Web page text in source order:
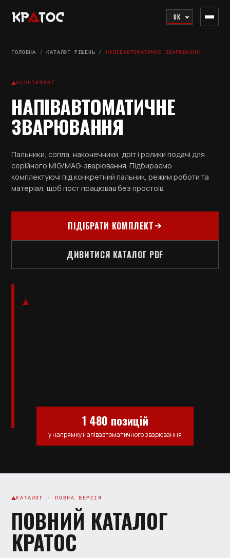
UK
ГОЛОВНА /КАТАЛОГ РІШЕНЬ /НАПІВАВТОМАТИЧНЕ ЗВАРЮВАННЯ
АСОРТИМЕНТ
НАПІВАВТОМАТИЧНЕ
ЗВАРЮВАННЯ
Пальники, сопла, наконечники, дріт і ролики подачі для
серійного MIG/MAG-зварювання. Підбираємо
комплектуючі під конкретний пальник, режим роботи та
матеріал, щоб пост працював без простоїв.
ПІДІБРАТИ КОМПЛЕКТ
ДИВИТИСЯ КАТАЛОГ PDF
1 480 позицій
у напрямку напівавтоматичного зварювання
КАТАЛОГ · ПОВНА ВЕРСІЯ
ПОВНИЙ КАТАЛОГ
КРАТОС